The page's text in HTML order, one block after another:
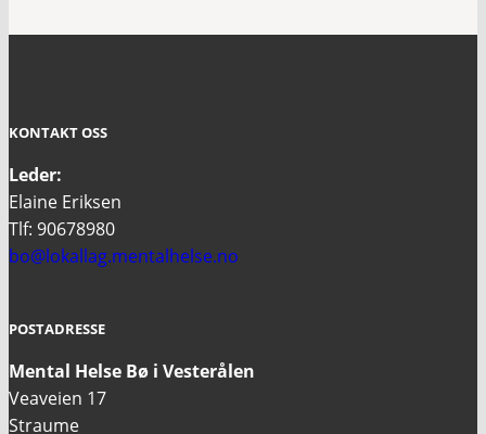
KONTAKT OSS
Leder:
Elaine Eriksen
Tlf: 90678980
bo@lokallag.mentalhelse.no
POSTADRESSE
Mental Helse Bø i Vesterålen
Veaveien 17
Straume